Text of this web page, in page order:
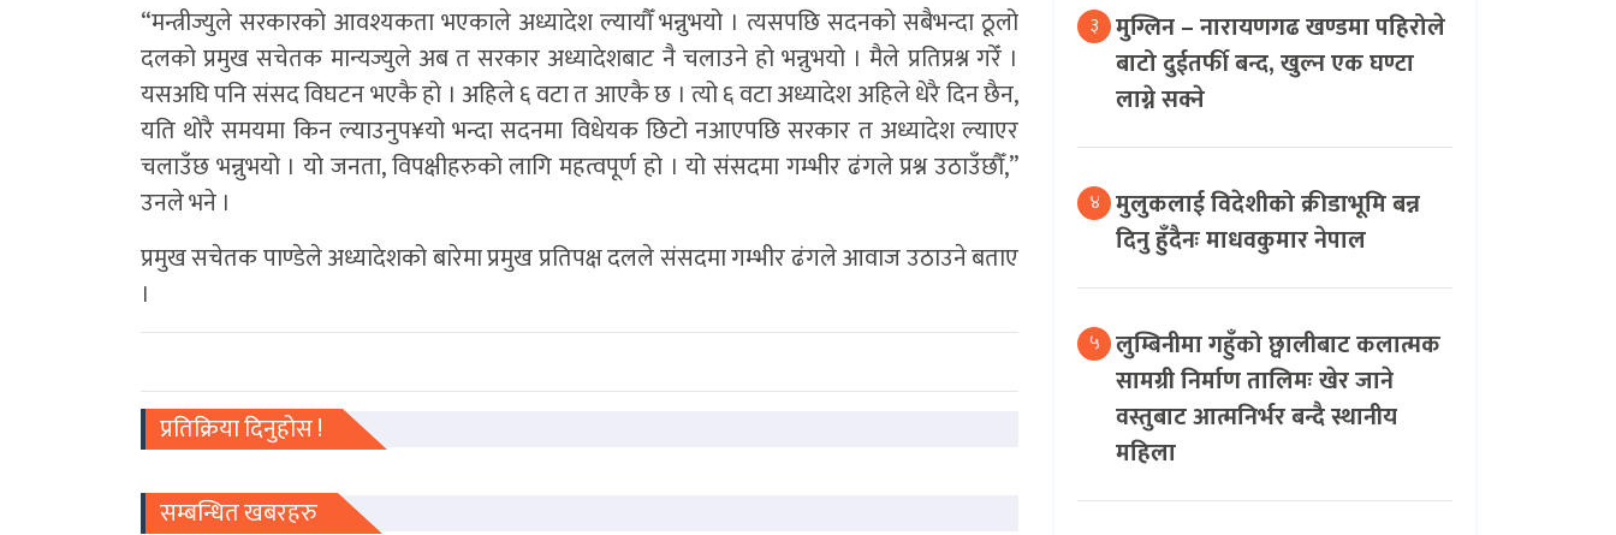
“मन्त्रीज्युले सरकारको आवश्यकता भएकाले अध्यादेश ल्यायौँ भन्नुभयो । त्यसपछि सदनको सबैभन्दा ठूलो
दलको प्रमुख सचेतक मान्यज्युले अब त सरकार अध्यादेशबाट नै चलाउने हो भन्नुभयो । मैले प्रतिप्रश्न गरेँ ।
यसअघि पनि संसद विघटन भएकै हो । अहिले ६ वटा त आएकै छ । त्यो ६ वटा अध्यादेश अहिले धेरै दिन छैन,
यति थोरै समयमा किन ल्याउनुप¥यो भन्दा सदनमा विधेयक छिटो नआएपछि सरकार त अध्यादेश ल्याएर
चलाउँछ भन्नुभयो । यो जनता, विपक्षीहरुको लागि महत्वपूर्ण हो । यो संसदमा गम्भीर ढंगले प्रश्न उठाउँछौँ,”
उनले भने ।
प्रमुख सचेतक पाण्डेले अध्यादेशको बारेमा प्रमुख प्रतिपक्ष दलले संसदमा गम्भीर ढंगले आवाज उठाउने बताए
।
प्रतिक्रिया दिनुहोस !
सम्बन्धित खबरहरु
३ मुग्लिन – नारायणगढ खण्डमा पहिरोले
बाटो दुईतर्फी बन्द, खुल्न एक घण्टा
लाग्ने सक्ने
४ मुलुकलाई विदेशीको क्रीडाभूमि बन्न
दिनु हुँदैनः माधवकुमार नेपाल
५ लुम्बिनीमा गहुँको छ्वालीबाट कलात्मक
सामग्री निर्माण तालिमः खेर जाने
वस्तुबाट आत्मनिर्भर बन्दै स्थानीय
महिला